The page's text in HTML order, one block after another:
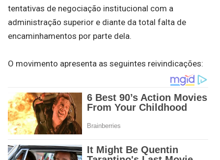
tentativas de negociação institucional com a
administração superior e diante da total falta de
encaminhamentos por parte dela.
O movimento apresenta as seguintes reivindicações: